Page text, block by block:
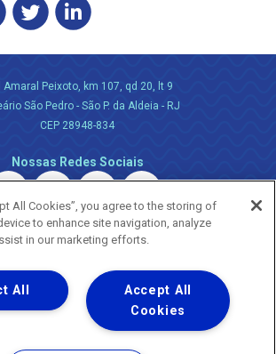
Amaral Peixoto, km 107, qd 20, lt 9
São Pedro - São P. da Aldeia - RJ
CEP 28948-834
Nossas Redes Sociais
Uma empresa
Copyright ® 2026 - Todos os Direitos Reservados.
Nossa natureza movimenta a vida
All Cookies”, you agree to the storing of
to enhance site navigation, analyze
in our marketing efforts.
Accept All
Cookies
All